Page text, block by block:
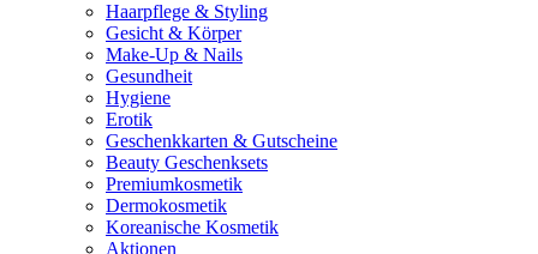
Haarpflege & Styling
Gesicht & Körper
Make-Up & Nails
Gesundheit
Hygiene
Erotik
Geschenkkarten & Gutscheine
Beauty Geschenksets
Premiumkosmetik
Dermokosmetik
Koreanische Kosmetik
Aktionen